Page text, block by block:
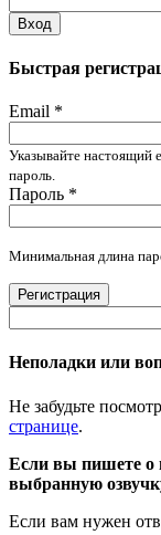
Вход
Быстрая
Email *
Указывайте настоящий
пароль.
Пароль *
Минимальная длина
Регистрация
Неполадки или
Не забудьте
странице.
Если вы пишете о
выбранную
Если вам нужен